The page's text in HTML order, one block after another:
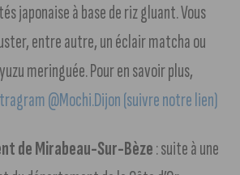
japonaise à base de riz gluant. Vous
entre autre, un éclair matcha ou
meringuée. Pour en savoir plus,
@Mochi.Dijon (suivre notre lien)
de Mirabeau-Sur-Bèze: suite à une